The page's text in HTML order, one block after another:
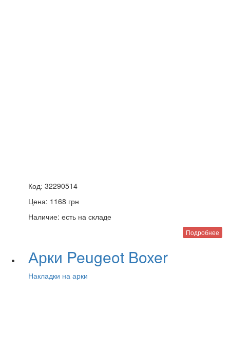
Код: 32290514
Цена: 1168 грн
Наличие: есть на складе
Подробнее
Арки Peugeot Boxer
Накладки на арки